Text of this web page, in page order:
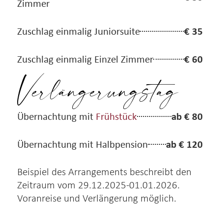
Zimmer
Zuschlag einmalig Juniorsuite € 35
Zuschlag einmalig Einzel Zimmer € 60
Verlängerungstag
Übernachtung mit Frühstück ab € 80
Übernachtung mit Halbpension ab € 120
Beispiel des Arrangements beschreibt den
Zeitraum vom 29.12.2025-01.01.2026.
Voranreise und Verlängerung möglich.